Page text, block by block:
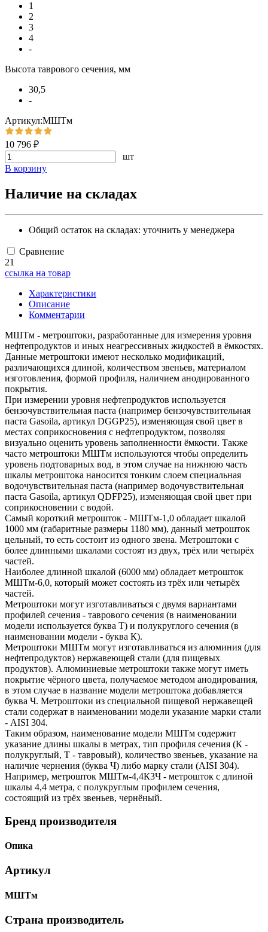
1
2
3
4
-
Высота таврового сечения, мм
30,5
-
Артикул:МШТм
10 796 ₽
шт
В корзину
Наличие на складах
Общий остаток на складах: уточнить у менеджера
Сравнение
21
ссылка на товар
Характеристики
Описание
Комментарии
МШТм - метроштоки, разработанные для измерения уровня
нефтепродуктов и иных неагрессивных жидкостей в ёмкостях.
Данные метроштоки имеют несколько модификаций,
различающихся длиной, количеством звеньев, материалом
изготовления, формой профиля, наличием анодированного
покрытия.
При измерении уровня нефтепродуктов используется
бензочувствительная паста (например бензочувствительная
паста Gasoila, артикул DGGP25), изменяющая свой цвет в
местах соприкосновения с нефтепродуктом, позволяя
визуально оценить уровень заполненности ёмкости. Также
часто метроштоки МШТм используются чтобы определить
уровень подтоварных вод, в этом случае на нижнюю часть
шкалы метроштока наносится тонким слоем специальная
водочувствительная паста (например водочувствительная
паста Gasoila, артикул QDFP25), изменяющая свой цвет при
соприкосновении с водой.
Самый короткий метрошток - МШТм-1,0 обладает шкалой
1000 мм (габаритные размеры 1180 мм), данный метрошток
цельный, то есть состоит из одного звена. Метроштоки с
более длинными шкалами состоят из двух, трёх или четырёх
частей.
Наиболее длинной шкалой (6000 мм) обладает метрошток
МШТм-6,0, который может состоять из трёх или четырёх
частей.
Метроштоки могут изготавливаться с двумя вариантами
профилей сечения - таврового сечения (в наименовании
модели используется буква Т) и полукруглого сечения (в
наименовании модели - буква К).
Метроштоки МШТм могут изготавливаться из алюминия (для
нефтепродуктов) нержавеющей стали (для пищевых
продуктов). Алюминиевые метроштоки также могут иметь
покрытие чёрного цвета, получаемое методом анодирования,
в этом случае в название модели метроштока добавляется
буква Ч. Метроштоки из специальной пищевой нержавещей
стали содержат в наименовании модели указание марки стали
- AISI 304.
Таким образом, наименование модели МШТм содержит
указание длины шкалы в метрах, тип профиля сечения (К -
полукруглый, Т - тавровый), количество звеньев, указание на
наличие чернения (буква Ч) либо марку стали (AISI 304).
Например, метрошток МШТм-4,4К3Ч - метрошток с длиной
шкалы 4,4 метра, с полукруглым профилем сечения,
состоящий из трёх звеньев, чернёный.
Бренд производителя
Опика
Артикул
МШТм
Страна производитель